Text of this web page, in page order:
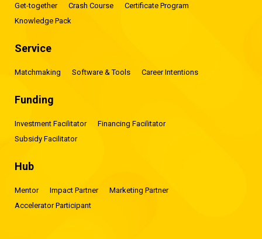
Get-together Crash Course
Certificate Program
Knowledge Pack
Service
Matchmaking Software & Tools Career Intentions
Funding
Investment Facilitator
Financing Facilitator
Subsidy Facilitator
Hub
Mentor Impact Partner
Marketing Partner
Accelerator Participant